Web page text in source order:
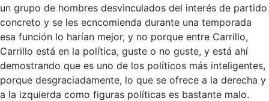
un grupo de hombres desvinculados del interés de partido
concreto y se les ecncomienda durante una temporada
esa función lo harían mejor, y no porque entre Carrillo,
Carrillo está en la política, guste o no guste, y está ahí
demostrando que es uno de los políticos más inteligentes,
porque desgraciadamente, lo que se ofrece a la derecha y
a la izquierda como figuras políticas es bastante malo.